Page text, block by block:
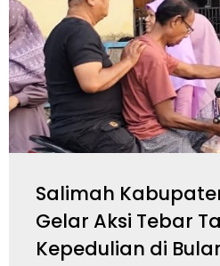
Salimah
Gelar Aksi Tebar
Kepedulian di